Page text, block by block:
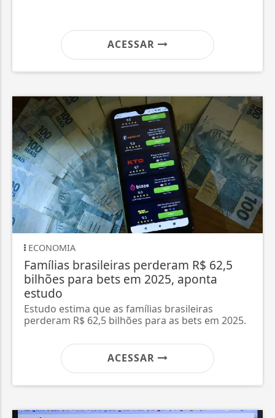
ACESSAR
ECONOMIA
Famílias brasileiras perderam R$ 62,5
bilhões para bets em 2025, aponta
estudo
Estudo estima que as famílias brasileiras
perderam R$ 62,5 bilhões para as bets em 2025.
ACESSAR